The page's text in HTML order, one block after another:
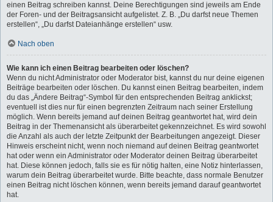
einen Beitrag schreiben kannst. Deine Berechtigungen sind jeweils am Ende
der Foren- und der Beitragsansicht aufgelistet. Z. B. „Du darfst neue Themen
erstellen“, „Du darfst Dateianhänge erstellen“ usw.
Nach oben
Wie kann ich einen Beitrag bearbeiten oder löschen?
Wenn du nicht Administrator oder Moderator bist, kannst du nur deine eigenen
Beiträge bearbeiten oder löschen. Du kannst einen Beitrag bearbeiten, indem
du das „Ändere Beitrag“-Symbol für den entsprechenden Beitrag anklickst;
eventuell ist dies nur für einen begrenzten Zeitraum nach seiner Erstellung
möglich. Wenn bereits jemand auf deinen Beitrag geantwortet hat, wird dein
Beitrag in der Themenansicht als überarbeitet gekennzeichnet. Es wird sowohl
die Anzahl als auch der letzte Zeitpunkt der Bearbeitungen angezeigt. Dieser
Hinweis erscheint nicht, wenn noch niemand auf deinen Beitrag geantwortet
hat oder wenn ein Administrator oder Moderator deinen Beitrag überarbeitet
hat. Diese können jedoch, falls sie es für nötig halten, eine Notiz hinterlassen,
warum dein Beitrag überarbeitet wurde. Bitte beachte, dass normale Benutzer
einen Beitrag nicht löschen können, wenn bereits jemand darauf geantwortet
hat.